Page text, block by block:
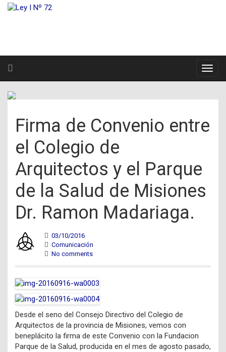
Firma de Convenio entre
el Colegio de
Arquitectos y el Parque
de la Salud de Misiones
Dr. Ramon Madariaga.
03/10/2016
Comunicación
No comments
Desde el seno del Consejo Directivo del Colegio de
Arquitectos de la provincia de Misiones, vemos con
beneplácito la firma de este Convenio con la Fundacion
Parque de la Salud, producida en el mes de agosto pasado,